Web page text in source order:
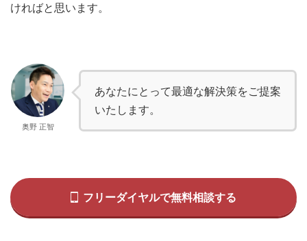
ければと思います。
奥野 正智
あなたにとって最適な解決策をご提案
いたします。
フリーダイヤルで無料相談する